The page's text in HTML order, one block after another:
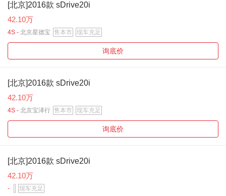
[北京]2016款 sDrive20i
42.10万
4S - 北京星德宝 售本市 现车充足
询底价
[北京]2016款 sDrive20i
42.10万
4S - 北京宝泽行 售本市 现车充足
询底价
[北京]2016款 sDrive20i
42.10万
- 现车充足